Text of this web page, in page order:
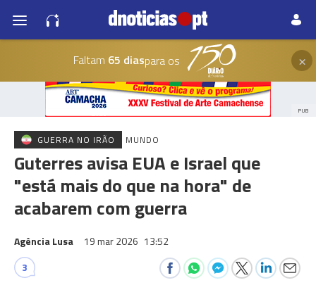
Faltam 65 diaspara os ×
PUB
GUERRA NO IRÃO MUNDO
Guterres avisa EUA e Israel que
"está mais do que na hora" de
acabarem com guerra
Agência Lusa 19 mar 2026 13:52
3